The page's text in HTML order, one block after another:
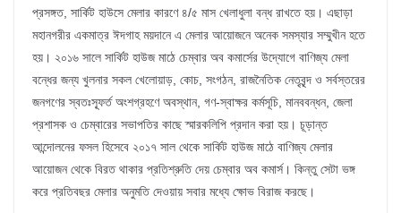
প্রসঙ্গত, সার্কিট হাউসে মেলার কারণে ৪/৫ মাস খেলাধুলা বন্ধ রাখতে হয়। এছাড়া
মহানগরীর একমাত্র ঈদগাহ ময়দানে এ মেলার আয়োজনে অনেক সমস্যার সম্মুখীন হতে
হয়। ২০১৬ সালে সার্কিট হাউজ মাঠে চেম্বার অব কমার্সের উদ্যোগে বাণিজ্য মেলা
বন্ধের জন্য খুলনার সকল খেলোয়াড়, কোচ, সংগঠন, রাজনৈতিক নেতৃবৃন্দ ও সর্বস্তরের
জনগণের স্বতঃস্ফূর্ত অংশগ্রহণে অবস্থান, গণ-স্বাক্ষর কর্মসূচি, মানববন্ধন, জেলা
প্রশাসক ও চেম্বারের সভাপতির কাছে স্মারকলিপি প্রদান করা হয়। চূড়ান্ত
আন্দোলনের ফসল হিসেবে ২০১৭ সাল থেকে সার্কিট হাউজ মাঠে বাণিজ্য মেলার
আয়োজন থেকে বিরত থাকার প্রতিশ্রুতি দেয় চেম্বার অব কমার্স। কিন্তু সেটা ভঙ্গ
করে প্রতিবছর মেলার অনুমতি দেওয়ায় সবার মধ্যে ক্ষোভ বিরাজ করছে।